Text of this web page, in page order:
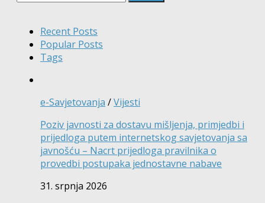
Recent Posts
Popular Posts
Tags
e-Savjetovanja /Vijesti
Poziv javnosti za dostavu mišljenja, primjedbi i
prijedloga putem internetskog savjetovanja sa
javnošću – Nacrt prijedloga pravilnika o
provedbi postupaka jednostavne nabave
31. srpnja 2026